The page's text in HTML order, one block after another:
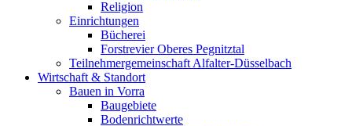
Religion
Einrichtungen
Bücherei
Forstrevier Oberes Pegnitztal
Teilnehmergemeinschaft Alfalter-Düsselbach
Wirtschaft & Standort
Bauen in Vorra
Baugebiete
Bodenrichtwerte